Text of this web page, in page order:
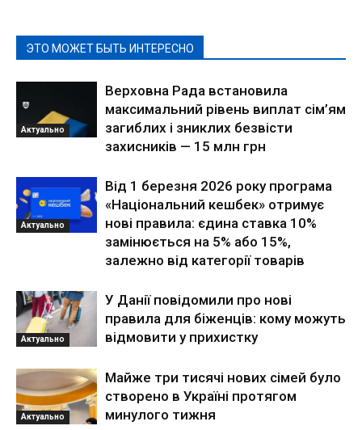
ЭТО МОЖЕТ БЫТЬ ИНТЕРЕСНО
Актуально
Верховна Рада встановила
максимальний рівень виплат сім’ям
загиблих і зниклих безвісти
захисників — 15 млн грн
Актуально
Від 1 березня 2026 року програма
«Національний кешбек» отримує
нові правила: єдина ставка 10%
замінюється на 5% або 15%,
залежно від категорії товарів
Актуально
У Данії повідомили про нові
правила для біженців: кому можуть
відмовити у прихистку
Актуально
Майже три тисячі нових сімей було
створено в Україні протягом
минулого тижня